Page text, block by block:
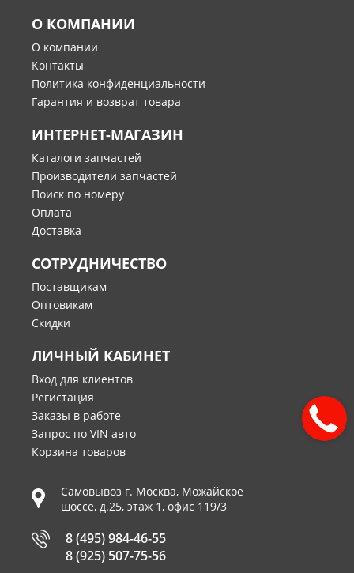
О КОМПАНИИ
О компании
Контакты
Политика конфиденциальности
Гарантия и возврат товара
ИНТЕРНЕТ-МАГАЗИН
Каталоги запчастей
Производители запчастей
Поиск по номеру
Оплата
Доставка
СОТРУДНИЧЕСТВО
Поставщикам
Оптовикам
Скидки
ЛИЧНЫЙ КАБИНЕТ
Вход для клиентов
Регистация
Заказы в работе
Запрос по VIN авто
Корзина товаров
Самовывоз г. Москва, Можайское
шоссе, д.25, этаж 1, офис 119/3
8 (495) 984-46-55
8 (925) 507-75-56